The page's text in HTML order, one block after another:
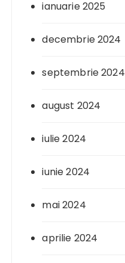
ianuarie 2025
decembrie 2024
septembrie 2024
august 2024
iulie 2024
iunie 2024
mai 2024
aprilie 2024